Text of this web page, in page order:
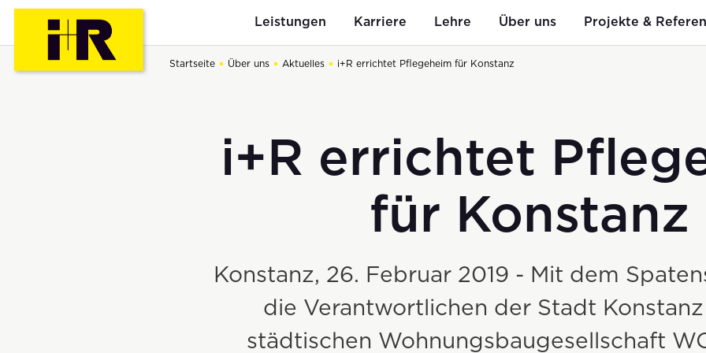
Leistungen
Hoch- & Tiefbau
Spezialtiefbau
Karriere
Bewerbungsablauf i+R als Arbeitgeber
g auf
Lehre Über uns
Unternehmen
Projekte &
Startseite Über uns Aktuelles i+R errichtet Pflegeheim für Konstanz
i+R errichtet
für Konstanz
Konstanz, 26. Februar 2019 - Mit dem
die Verantwortlichen der Stadt
städtischen Wohnungsbaugesellschaft